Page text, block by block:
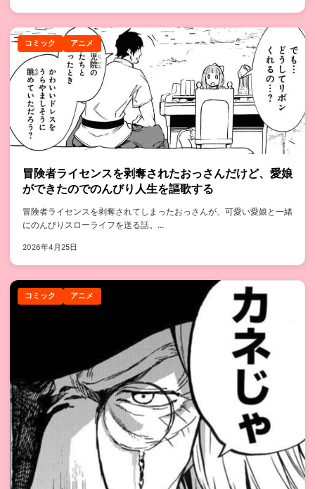
コミック アニメ
冒険者ライセンスを剥奪されたおっさんだけど、愛娘
ができたのでのんびり人生を謳歌する
冒険者ライセンスを剥奪されてしまったおっさんが、可愛い愛娘と一緒
にのんびりスローライフを送る話。...
2026年4月25日
コミック アニメ